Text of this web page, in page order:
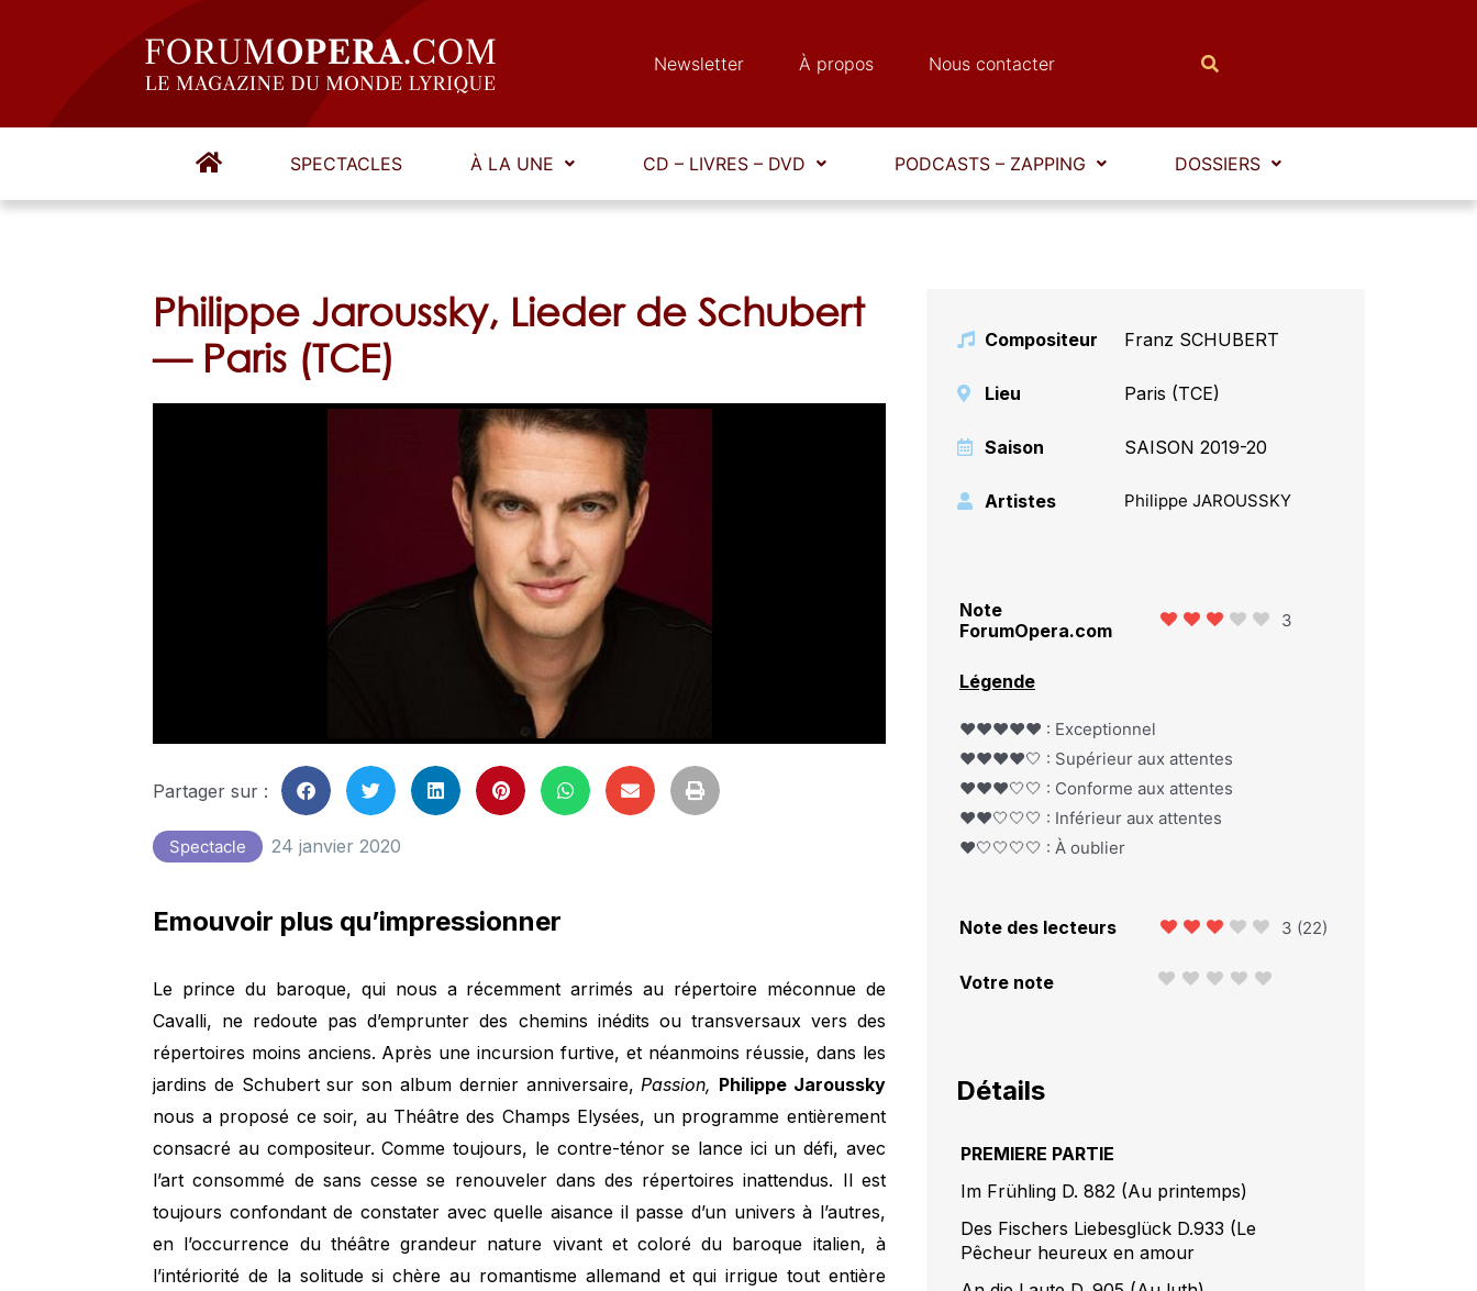
Newsletter À propos Nous contacter
SPECTACLES À LA UNE CD – LIVRES – DVD PODCASTS – ZAPPING DOSSIERS
Philippe Jaroussky, Lieder de Schubert
— Paris (TCE)
Partager sur :
Spectacle 24 janvier 2020
Emouvoir plus qu’impressionner
Le prince du baroque, qui nous a récemment arrimés au répertoire méconnue de
Cavalli, ne redoute pas d’emprunter des chemins inédits ou transversaux vers des
répertoires moins anciens. Après une incursion furtive, et néanmoins réussie, dans les
jardins de Schubert sur son album dernier anniversaire,Passion, Philippe Jaroussky
nous a proposé ce soir, au Théâtre des Champs Elysées, un programme entièrement
consacré au compositeur. Comme toujours, le contre-ténor se lance ici un défi, avec
l’art consommé de sans cesse se renouveler dans des répertoires inattendus. Il est
toujours confondant de constater avec quelle aisance il passe d’un univers à l’autres,
en l’occurrence du théâtre grandeur nature vivant et coloré du baroque italien, à
l’intériorité de la solitude si chère au romantisme allemand et qui irrigue tout entière
Compositeur Franz SCHUBERT
Lieu Paris (TCE)
Saison SAISON 2019-20
Artistes Philippe JAROUSSKY
Note
ForumOpera.com
3
Légende
❤️❤️❤️❤️❤️ : Exceptionnel
❤️❤️❤️❤️🤍 : Supérieur aux attentes
❤️❤️❤️🤍🤍 : Conforme aux attentes
❤️❤️🤍🤍🤍 : Inférieur aux attentes
❤️🤍🤍🤍🤍 : À oublier
Note des lecteurs 3 (22)
Votre note
Détails
PREMIERE PARTIE
Im Frühling D. 882 (Au printemps)
Des Fischers Liebesglück D.933 (Le
Pêcheur heureux en amour